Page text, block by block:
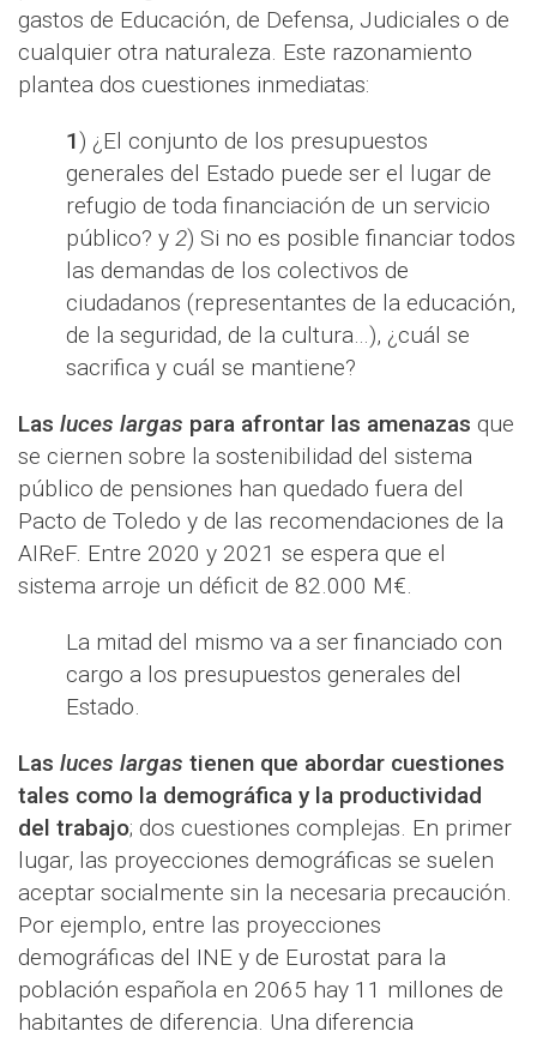
gastos de Educación, de Defensa, Judiciales o de
cualquier otra naturaleza. Este razonamiento
plantea dos cuestiones inmediatas:
1) ¿El conjunto de los presupuestos
generales del Estado puede ser el lugar de
refugio de toda financiación de un servicio
público? y 2) Si no es posible financiar todos
las demandas de los colectivos de
ciudadanos (representantes de la educación,
de la seguridad, de la cultura…), ¿cuál se
sacrifica y cuál se mantiene?
Las luces largas para afrontar las amenazas que
se ciernen sobre la sostenibilidad del sistema
público de pensiones han quedado fuera del
Pacto de Toledo y de las recomendaciones de la
AIReF. Entre 2020 y 2021 se espera que el
sistema arroje un déficit de 82.000 M€.
La mitad del mismo va a ser financiado con
cargo a los presupuestos generales del
Estado.
Las luces largas tienen que abordar cuestiones
tales como la demográfica y la productividad
del trabajo; dos cuestiones complejas. En primer
lugar, las proyecciones demográficas se suelen
aceptar socialmente sin la necesaria precaución.
Por ejemplo, entre las proyecciones
demográficas del INE y de Eurostat para la
población española en 2065 hay 11 millones de
habitantes de diferencia. Una diferencia